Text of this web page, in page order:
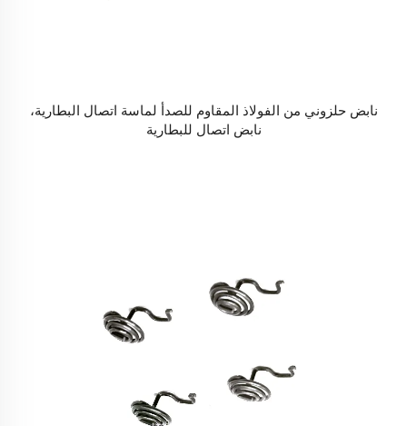
نابض حلزوني من الفولاذ المقاوم للصدأ لماسة اتصال البطارية،
نابض اتصال للبطارية